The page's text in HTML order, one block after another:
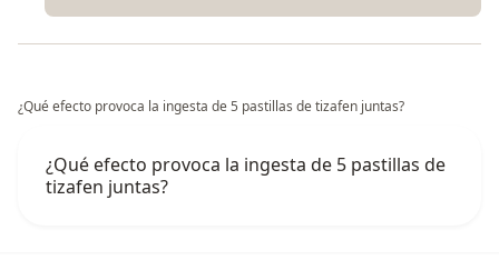
¿Qué efecto provoca la ingesta de 5 pastillas de tizafen juntas?
¿Qué efecto provoca la ingesta de 5 pastillas de
tizafen juntas?